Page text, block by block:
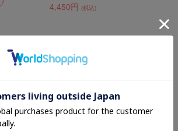
4,450円 (税込)